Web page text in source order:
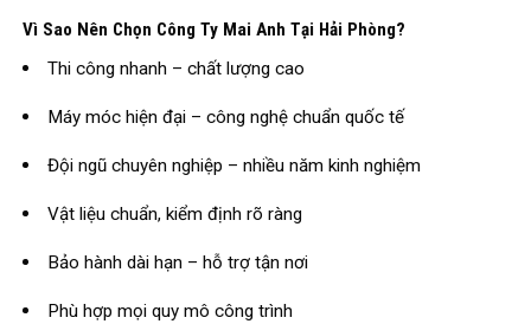
Vì Sao Nên Chọn Công Ty Mai Anh Tại Hải Phòng?
Thi công nhanh – chất lượng cao
Máy móc hiện đại – công nghệ chuẩn quốc tế
Đội ngũ chuyên nghiệp – nhiều năm kinh nghiệm
Vật liệu chuẩn, kiểm định rõ ràng
Bảo hành dài hạn – hỗ trợ tận nơi
Phù hợp mọi quy mô công trình